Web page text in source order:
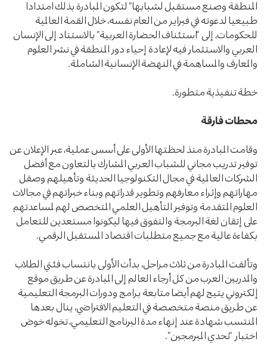
المنطقة وصنع مستقبل لشبابها” لتكون المبادرة بذلك امتدادا
طبيعيا لدعوته في فبراير من العام نفسه، خلال القمة العالمية
للحكومات، إلى “استئناف الحضارة العربية” بالاستناد إلى الإنسان
العربي والاستثمار فيه لإعادة إحياء دور المنطقة في نشر العلوم
والمعارف والمساهمة في النهضة الإنسانية الشاملة.
خطة تنفيذية متطورة.
محطات فارقة
وقامت المبادرة منذ لحظتها الأولى على أسس عملية، عبر الإعلان عن
توفير تدريب مجاني للشباب العربي المشارك بالتعاون مع أفضل
الشركات العالمية في مجال التكنولوجيا الحديثة وتأهيلهم وصقل
مهاراتهم وإثراء معارفهم وتطوير قدراتهم وبناء خبراتهم في مجالات
العلوم المتقدمة وتوفير التأهيل العلمي المتخصص لهم لمساعدتهم
على إتقان لغة البرمجة والتفوق فيها ليكونوا مستعدين للتعامل
بكفاءة عالية مع جميع متطلبات اقتصاد المستقبل الرقمي.
وتألفت المبادرة من ثلاث مراحل، بدأت الأولى بانتساب فئتي الطلاب
والمدربين العرب من كل أرجاء العالم إلى المبادرة عن طريق موقع
إلكتروني يتيح لهم أيضا متابعة برامج ودورات البرمجة التعليمية
عن طريق منصة متخصصة في التعليم الافتراضي، ينال بعدها
المنتسب شهادة عند إنهاء مدة البرنامج التعليمي، تخوله خوض
اختبار “تحدي المبرمجين”.